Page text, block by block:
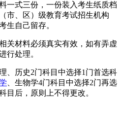
一式三份，一份装入考生纸质档
市、区）级教育考试招生机构
生自己留存。
关材料必须真实有效，如有弄虚
行处理。
、历史2门科目中选择1门首选科
、生物学4门科目中选择2门再选
目后，原则上不得更改。